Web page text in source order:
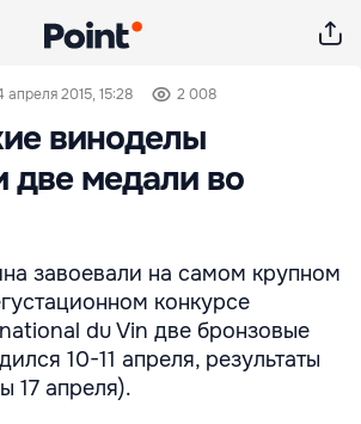
апреля 2015, 15:28 2 008
виноделы
две медали во
завоевали на самом крупном
конкурсе
du Vin две бронзовые
10-11 апреля, результаты
17 апреля).